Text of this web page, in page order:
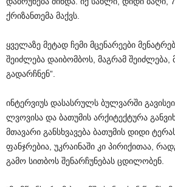
ქრიზანთემა მაქვს.
ყველაზე მეტად ჩემი მცენარეები
შეიძლება დაიბომბოს, მაგრამ შეიძლება,
გადარჩნენ”.
ინტერვიუს დასასრულს ბულვარში
ლვოვისა და ბათუმის არქიტექტურა
მთავარი განსხვავება ბათუმის დიდი
ფანჯრებია, უკრაინაში კი პირიქითაა,
გამო სითბოს შენარჩუნებას ცდილობენ.